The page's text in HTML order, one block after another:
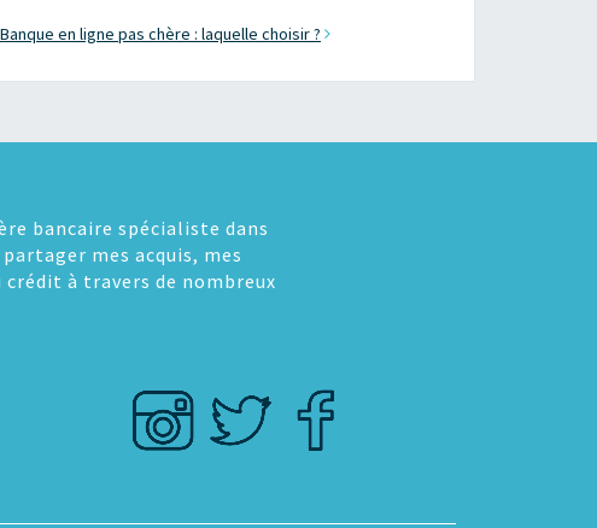
Banque en ligne pas chère : laquelle choisir ?
bancaire spécialiste dans
mes acquis, mes
à travers de nombreux